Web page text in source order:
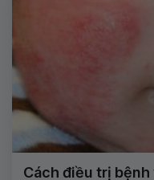
Cách điều trị